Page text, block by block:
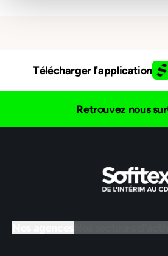
Télécharger l'application
Retrouvez nous sur